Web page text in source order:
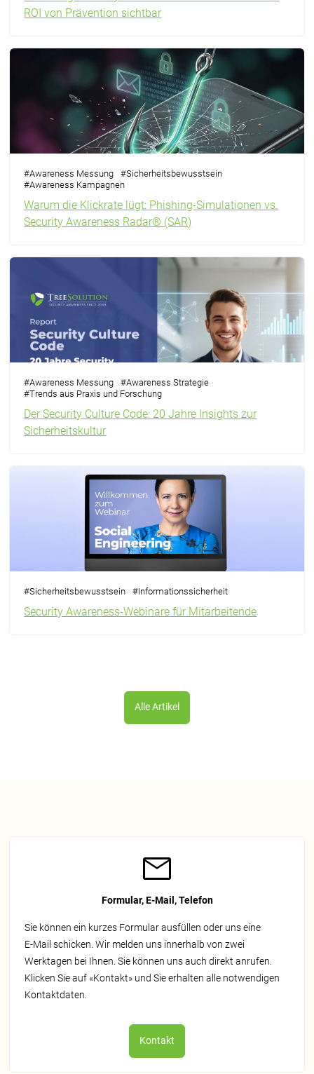
ROI von Prävention sichtbar
#Awareness Messung #Sicherheitsbewusstsein
#Awareness Kampagnen
Warum die Klickrate lügt: Phishing-Simulationen vs.
Security Awareness Radar® (SAR)
#Awareness Messung #Awareness Strategie
#Trends aus Praxis und Forschung
Der Security Culture Code: 20 Jahre Insights zur
Sicherheitskultur
#Sicherheitsbewusstsein #Informationssicherheit
Security Awareness-Webinare für Mitarbeitende
Alle Artikel
Formular, E-Mail, Telefon
Sie können ein kurzes Formular ausfüllen oder uns eine
E‑Mail schicken. Wir melden uns innerhalb von zwei
Werktagen bei Ihnen. Sie können uns auch direkt anrufen.
Klicken Sie auf «Kontakt» und Sie erhalten alle notwendigen
Kontaktdaten.
Kontakt